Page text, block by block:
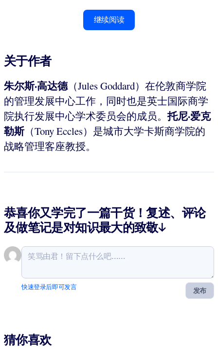
继续阅读
关于作者
朱尔斯·高达德（Jules Goddard）在伦敦商学院
的管理发展中心工作，同时也是英士国际商学
院执行发展中心学术委员会的成员。托尼·爱克
勒斯（Tony Eccles）是城市大学卡斯商学院的
战略管理客座教授。
恭喜你又学完了一篇干货！复述、评论
及做笔记是对知识最大的致敬↓
发布
快速登录后即可发言
猜你喜欢